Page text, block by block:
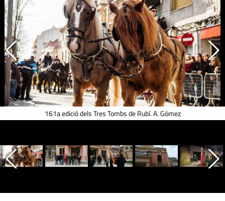
161a edició dels Tres Tombs de Rubí. A. Gómez